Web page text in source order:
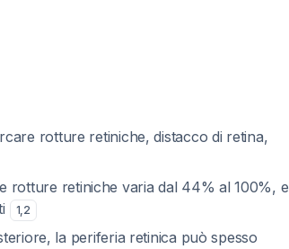
rotture retiniche, distacco di retina,
rotture retiniche varia dal 44% al 100%, e
1,2
la periferia retinica può spesso